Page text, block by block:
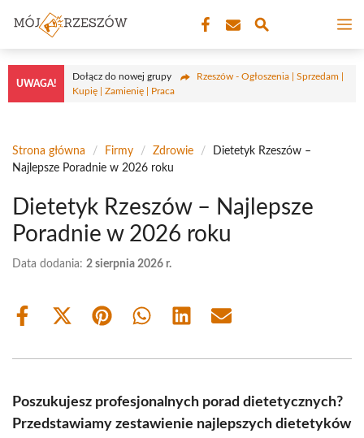
treści
UWAGA!
Dołącz do nowej grupy
Rzeszów - Ogłoszenia | Sprzedam |
Kupię | Zamienię | Praca
Strona główna / Firmy / Zdrowie /
Dietetyk Rzeszów –
Najlepsze Poradnie w 2026 roku
Dietetyk Rzeszów – Najlepsze
Poradnie w 2026 roku
Data dodania: 2 sierpnia 2026 r.
Share
Share
(Twitter)
Share Share Share Share
Poszukujesz profesjonalnych porad dietetycznych?
Przedstawiamy zestawienie najlepszych dietetyków